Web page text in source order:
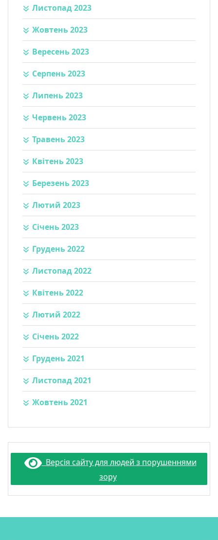
Листопад 2023
Жовтень 2023
Вересень 2023
Серпень 2023
Липень 2023
Червень 2023
Травень 2023
Квітень 2023
Березень 2023
Лютий 2023
Січень 2023
Грудень 2022
Листопад 2022
Квітень 2022
Лютий 2022
Січень 2022
Грудень 2021
Листопад 2021
Жовтень 2021
Версія сайту для людей з порушеннями
зору